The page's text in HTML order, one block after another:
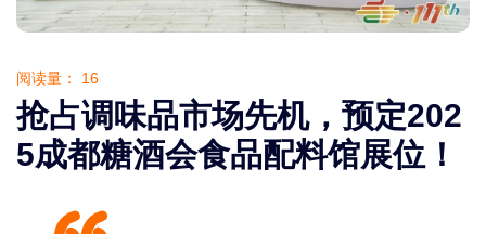
阅读量： 16
抢占调味品市场先机，预定202
5成都糖酒会食品配料馆展位！